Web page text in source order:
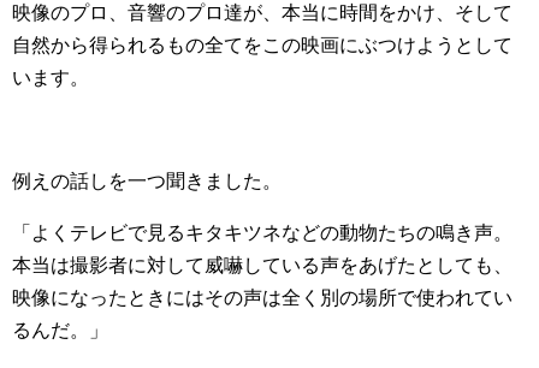
映像のプロ、音響のプロ達が、本当に時間をかけ、そして
自然から得られるもの全てをこの映画にぶつけようとして
います。
例えの話しを一つ聞きました。
「よくテレビで見るキタキツネなどの動物たちの鳴き声。
本当は撮影者に対して威嚇している声をあげたとしても、
映像になったときにはその声は全く別の場所で使われてい
るんだ。」